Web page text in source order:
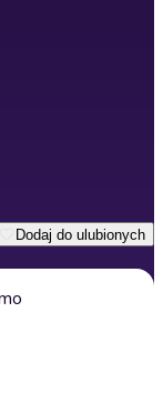
Dodaj do ulubionych